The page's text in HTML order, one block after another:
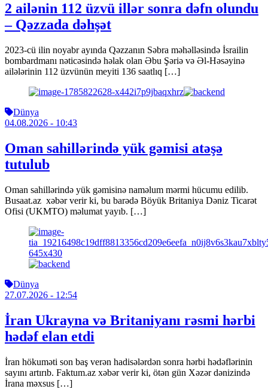
2 ailənin 112 üzvü illər sonra dəfn olundu
– Qəzzada dəhşət
2023-cü ilin noyabr ayında Qəzzanın Səbra məhəlləsində İsrailin
bombardmanı nəticəsində həlak olan Əbu Şəriə və Əl-Həsəyinə
ailələrinin 112 üzvünün meyiti 136 saatlıq […]
Dünya
04.08.2026 - 10:43
Oman sahillərində yük gəmisi atəşə
tutulub
Oman sahillərində yük gəmisinə naməlum mərmi hücumu edilib.
Busaat.az xəbər verir ki, bu barədə Böyük Britaniya Dəniz Ticarət
Ofisi (UKMTO) məlumat yayıb. […]
Dünya
27.07.2026 - 12:54
İran Ukrayna və Britaniyanı rəsmi hərbi
hədəf elan etdi
İran hökuməti son baş verən hadisələrdən sonra hərbi hədəflərinin
sayını artırıb. Faktum.az xəbər verir ki, ötən gün Xəzər dənizində
İrana məxsus […]